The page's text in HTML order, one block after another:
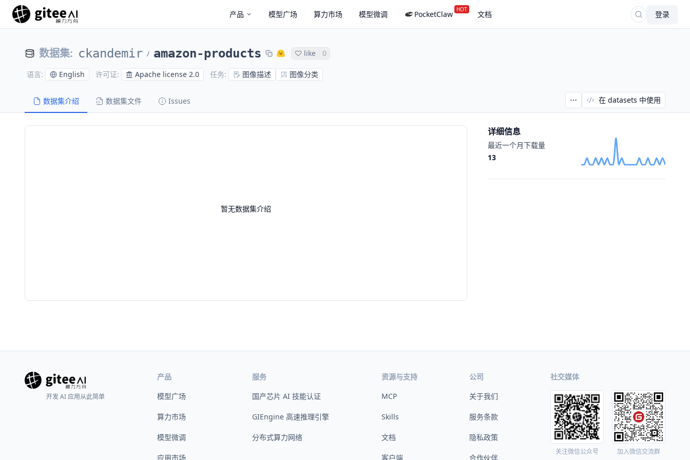
产品 模型广场 算力市场 模型微调 PocketClaw HOT 文档 登录
数据集: ckandemir / amazon-products like 0
语言: English 许可证: Apache license 2.0 任务: 图像描述 图像分类
数据集介绍 数据集文件 Issues 在 datasets 中使用
暂无数据集介绍
详细信息
最近一个月下载量
13
开发 AI 应用从此简单
产品
模型广场
算力市场
模型微调
应用市场
服务
国产芯片 AI 技能认证
GIEngine 高速推理引擎
分布式算力网络
资源与支持
MCP
Skills
文档
客户端
公司
关于我们
服务条款
隐私政策
合作伙伴
社交媒体
关注微信公众号 加入微信交流群